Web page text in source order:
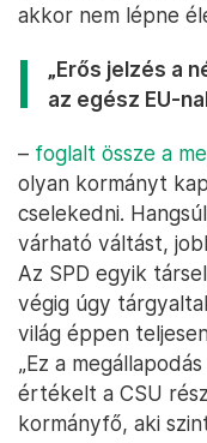
akkor nem lépne
„Erős jelzés a
az egész EU-
– foglalt össze a
olyan kormányt
cselekedni.
várható váltást,
Az SPD egyik
végig úgy
világ éppen
„Ez a
értékelt a CSU
kormányfő, aki